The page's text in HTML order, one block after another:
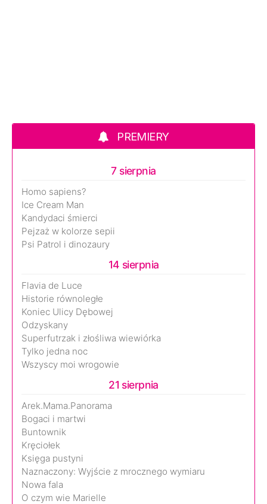
PREMIERY
7 sierpnia
Homo sapiens?
Ice Cream Man
Kandydaci śmierci
Pejzaż w kolorze sepii
Psi Patrol i dinozaury
14 sierpnia
Flavia de Luce
Historie równoległe
Koniec Ulicy Dębowej
Odzyskany
Superfutrzak i złośliwa wiewiórka
Tylko jedna noc
Wszyscy moi wrogowie
21 sierpnia
Arek.Mama.Panorama
Bogaci i martwi
Buntownik
Kręciołek
Księga pustyni
Naznaczony: Wyjście z mrocznego wymiaru
Nowa fala
O czym wie Marielle